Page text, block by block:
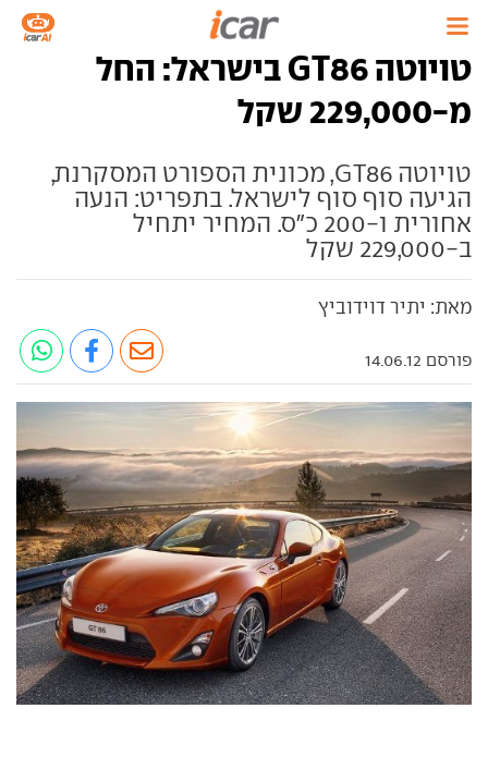
טויוטה GT86 בישראל: החל
מ-229,000 שקל
טויוטה GT86, מכונית הספורט המסקרנת,
הגיעה סוף סוף לישראל. בתפריט: הנעה
אחורית ו-200 כ"ס. המחיר יתחיל
ב-229,000 שקל
מאת: יתיר דוידוביץ
פורסם 14.06.12